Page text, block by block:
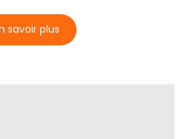
savoir plus